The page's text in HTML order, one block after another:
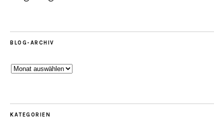
BLOG-ARCHIV
Blog-
KATEGORIEN